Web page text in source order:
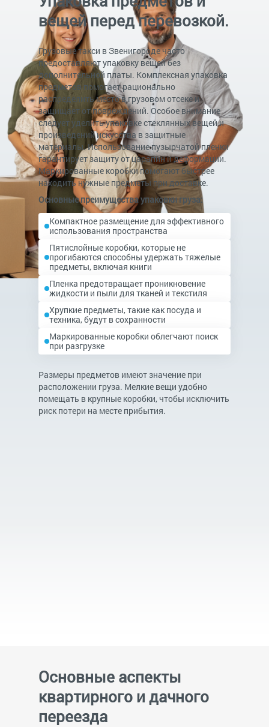
вещей перед перевозкой.
Грузовые такси в Звенигороде часто
предоставляют упаковку вещей без
дополнительной платы. Комплексная упаковка
предметов помогает рационально
распределить место в грузовом отсеке и
защищает от повреждений. Особое внимание
следует уделить упаковке стеклянных вещей и
произведений искусства в защитные
материалы. Использование пузырчатой пленки
гарантирует защиту от царапин и деформации.
Маркированные коробки помогают быстрее
находить нужные предметы при доставке.
Основные преимущества упаковки груза:
Компактное размещение для эффективного
использования пространства
Пятислойные коробки, которые не
прогибаются способны удержать тяжелые
предметы, включая книги
Пленка предотвращает проникновение
жидкости и пыли для тканей и текстиля
Хрупкие предметы, такие как посуда и
техника, будут в сохранности
Маркированные коробки облегчают поиск
при разгрузке
Размеры предметов имеют значение при
расположении груза. Мелкие вещи удобно
помещать в крупные коробки, чтобы исключить
риск потери на месте прибытия.
Основные аспекты
квартирного и дачного
переезда